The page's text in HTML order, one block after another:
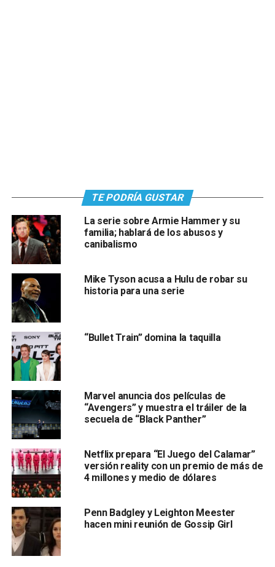
TE PODRÍA GUSTAR
La serie sobre Armie Hammer y su
familia; hablará de los abusos y
canibalismo
Mike Tyson acusa a Hulu de robar su
historia para una serie
“Bullet Train” domina la taquilla
Marvel anuncia dos películas de
“Avengers” y muestra el tráiler de la
secuela de “Black Panther”
Netflix prepara “El Juego del Calamar”
versión reality con un premio de más de
4 millones y medio de dólares
Penn Badgley y Leighton Meester
hacen mini reunión de Gossip Girl